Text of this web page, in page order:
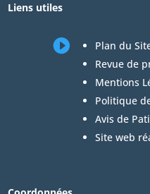
Liens utiles

Plan du
Revue de
Mentions
Politique
Avis de
Site web